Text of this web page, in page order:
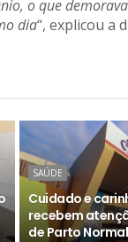
o que
dia“, explicou a
SAÚDE
Cuidado e
recebem
de Parto